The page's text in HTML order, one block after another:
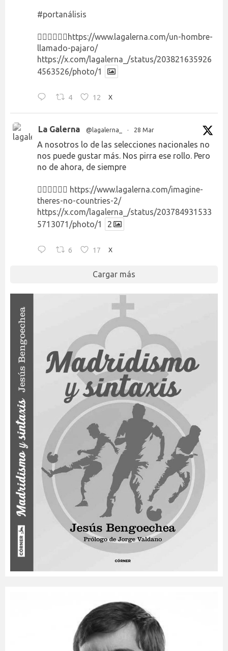
#portanálisis
👉🏻👉🏻👉🏻 https://www.lagalerna.com/un-hombre-
llamado-pajaro/
https://x.com/lagalerna_/status/203821635926
4563526/photo/1
4 12 X
La Galerna @lagalerna_ · 28 Mar
A nosotros lo de las selecciones nacionales no
nos puede gustar más. Nos pirra ese rollo. Pero
no de ahora, de siempre
👉🏻👉🏻👉🏻 https://www.lagalerna.com/imagine-
theres-no-countries-2/
https://x.com/lagalerna_/status/203784931533
5713071/photo/1
2
6 17 X
Cargar más